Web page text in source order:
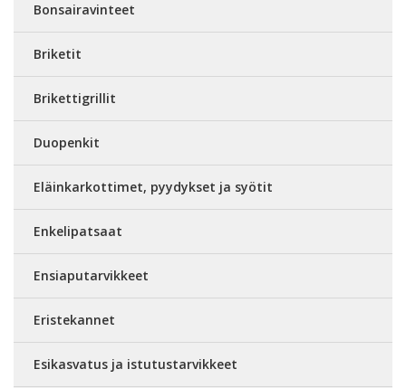
Bonsairavinteet
Briketit
Brikettigrillit
Duopenkit
Eläinkarkottimet, pyydykset ja syötit
Enkelipatsaat
Ensiaputarvikkeet
Eristekannet
Esikasvatus ja istutustarvikkeet